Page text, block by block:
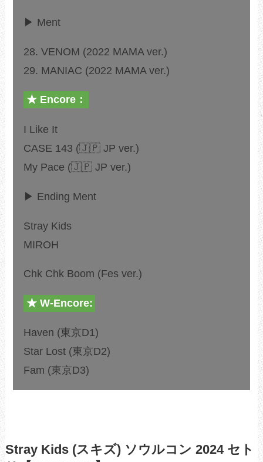
▶ Ment
28. VENOM (2022 MAMA ver.)
29. MANIAC (2022 MAMA ver.)
★ Encore：
I Like It
CASE 143 (🇯🇵 JP ver.)
My Pace (🇯🇵 JP ver.)
▶ Ending Ment
Stray Kids
MIROH
Chk Chk Boom (Fes ver.)
★ W-Encore:
Haven (東京D1)
Star Lost (東京D2)
Fam (東京D3)
Stray Kids (スキズ) ソウルコン 2024 セト